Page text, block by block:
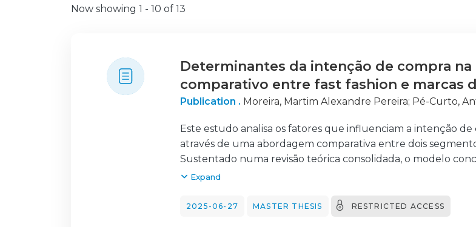
Now showing 1 - 10 of 13
Determinantes da intenção de compra
comparativo entre fast fashion e marcas
Publication . Moreira, Martim Alexandre Pereira; Pé-Curto,
Este estudo analisa os fatores que influenciam a intenção
através de uma abordagem comparativa entre dois
Sustentado numa revisão teórica consolidada, o modelo
identidade de marca, notoriedade (brand awareness),
consumidores portugueses, através de um questionário
modelação de equações estruturais com mínimos
Expand
2025-06-27 MASTER THESIS RESTRICTED ACCESS